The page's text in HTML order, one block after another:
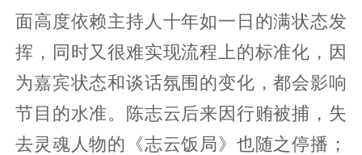
面高度依赖主持人十年如一日的满状态发
挥，同时又很难实现流程上的标准化，因
为嘉宾状态和谈话氛围的变化，都会影响
节目的水准。陈志云后来因行贿被捕，失
去灵魂人物的《志云饭局》也随之停播；